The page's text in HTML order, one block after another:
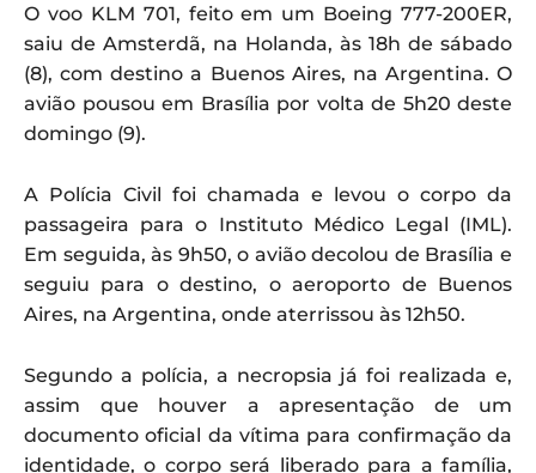
O voo KLM 701, feito em um Boeing 777-200ER,
saiu de Amsterdã, na Holanda, às 18h de sábado
(8), com destino a Buenos Aires, na Argentina. O
avião pousou em Brasília por volta de 5h20 deste
domingo (9).
A Polícia Civil foi chamada e levou o corpo da
passageira para o Instituto Médico Legal (IML).
Em seguida, às 9h50, o avião decolou de Brasília e
seguiu para o destino, o aeroporto de Buenos
Aires, na Argentina, onde aterrissou às 12h50.
Segundo a polícia, a necropsia já foi realizada e,
assim que houver a apresentação de um
documento oficial da vítima para confirmação da
identidade, o corpo será liberado para a família,